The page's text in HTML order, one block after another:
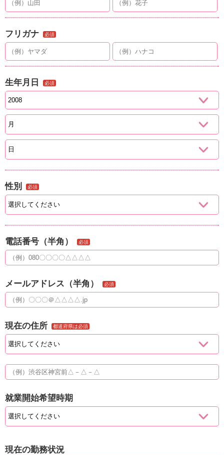
フリガナ 必須
生年月日 必須
性別 必須
電話番号（半角） 必須
メールアドレス（半角） 必須
現在の住所 都道府県は必須
就業開始希望時期
現在の勤務状況